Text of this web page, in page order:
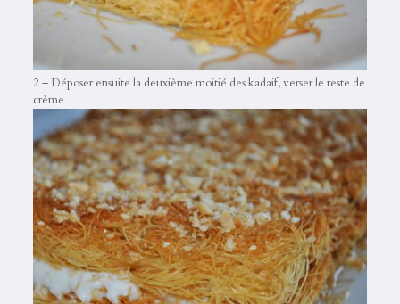
2 – Déposer ensuite la deuxième moitié des kadaif, verser le reste de
crème